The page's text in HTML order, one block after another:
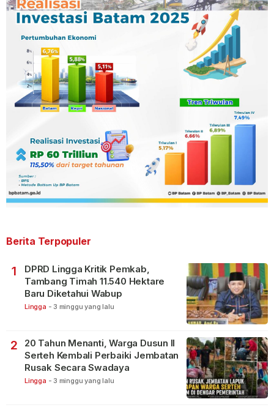
Berita Terpopuler
1
DPRD Lingga Kritik Pemkab,
Tambang Timah 11.540 Hektare
Baru Diketahui Wabup
Lingga - 3 minggu yang lalu
2
20 Tahun Menanti, Warga Dusun II
Serteh Kembali Perbaiki Jembatan
Rusak Secara Swadaya
Lingga - 3 minggu yang lalu